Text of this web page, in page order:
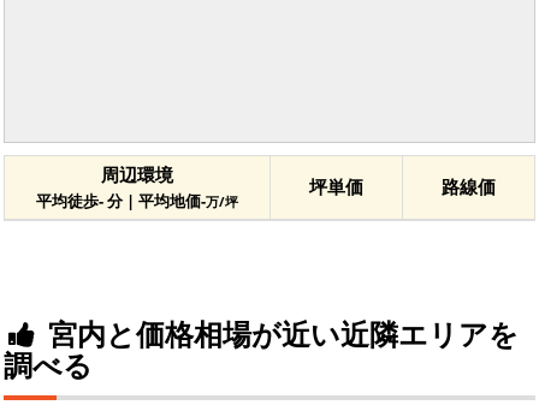
周辺環境
平均徒歩- 分 | 平均地価-万/坪
坪単価 路線価
宮内と価格相場が近い近隣エリアを
調べる